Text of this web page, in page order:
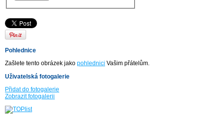
Pohlednice
Zašlete tento obrázek jako pohlednici Vašim přátelům.
Uživatelská fotogalerie
Přidat do fotogalerie
Zobrazit fotogalerii